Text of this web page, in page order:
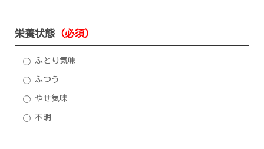
栄養状態 （必須）
ふとり気味
ふつう
やせ気味
不明